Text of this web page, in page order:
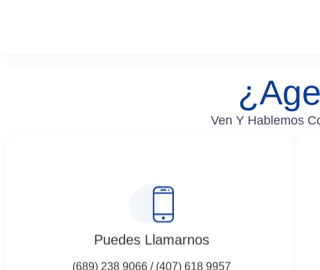
Ven Y Hablemos
Puedes Llamarnos
(689) 238 9066 / (407) 618 9957